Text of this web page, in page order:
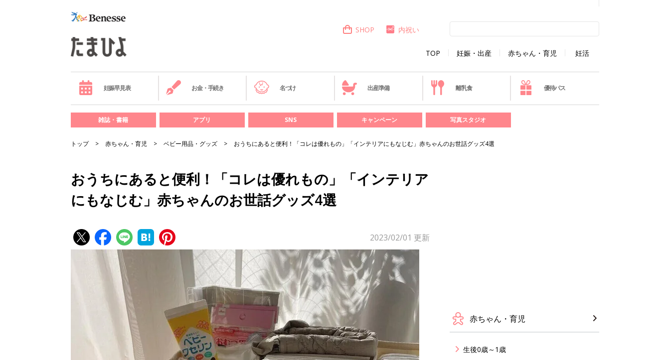
TOP 妊娠・出産 赤ちゃん・育児 妊活
SHOP 内祝い
妊娠早見表 お金・手続き 名づけ 出産準備 離乳食 優待パス
雑誌・書籍 アプリ SNS キャンペーン 写真スタジオ
トップ 赤ちゃん・育児 ベビー用品・グッズ おうちにあると便利！「コレは優れもの」「インテリアにもなじむ」赤ちゃんのお世話グッズ4選
おうちにあると便利！「コレは優れもの」「インテリア
にもなじむ」赤ちゃんのお世話グッズ4選
2023/02/01 更新
赤ちゃん・育児
生後0歳～1歳